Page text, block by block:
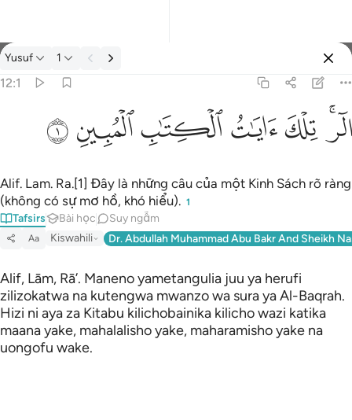
Tafsir: Yusuf 12:1
Yusuf 1
12:1
الر تلك ايات الكتاب المبين ١
الٓر ۚ تِلْكَ ءَايَـٰتُ ٱلْكِتَـٰبِ ٱلْمُبِينِ ١
ﲒﲓﲔﲕﲖﲗﲘ
Alif. Lam. Ra.[1] Đây là những câu của một Kinh Sách rõ ràng
(không có sự mơ hồ, khó hiểu). 1
Tafsirs Bài học Suy ngẫm
Aa Kiswahili Dr. Abdullah Muhammad Abu Bakr And Sheikh
Alif, Lām, Rā’. Maneno yametangulia juu ya herufi
zilizokatwa na kutengwa mwanzo wa sura ya Al-Baqrah.
Hizi ni aya za Kitabu kilichobainika kilicho wazi katika
maana yake, mahalalisho yake, maharamisho yake na
uongofu wake.